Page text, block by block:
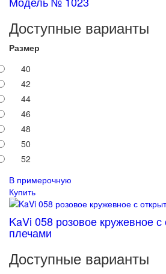
Доступные варианты
Размер
40
42
44
46
48
50
52
В примерочную
Купить
KaVi 058 розовое кружевное
плечами
Доступные варианты